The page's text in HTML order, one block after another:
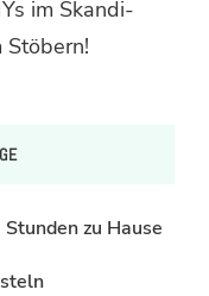
im Skandi-
zu Hause